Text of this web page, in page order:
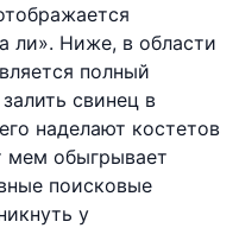
ли». Ниже, в области
полный
свинец в
наделают костетов
мем обыгрывает
поисковые
у